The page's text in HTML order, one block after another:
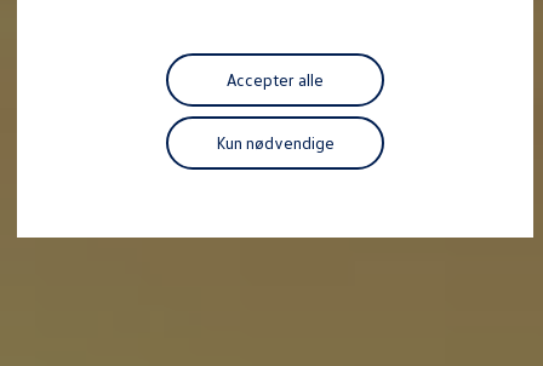
Accepter alle
Kun nødvendige
Fordele ved at vælge autoriseret værksted til din
Om Volkswagen
Nyheder
Tilmeld nyhedsbrev
Pressemeddelser
Kalenderbillede